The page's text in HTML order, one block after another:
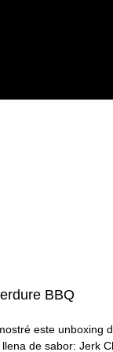
BBQ
este
de sabor: Jerk